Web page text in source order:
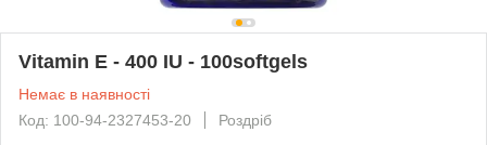
Vitamin E - 400 IU - 100softgels
Немає в наявності
Код: 100-94-2327453-20
Роздріб